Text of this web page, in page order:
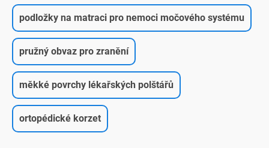
podložky na matraci pro nemoci močového systému
pružný obvaz pro zranění
měkké povrchy lékařských polštářů
ortopédické korzet